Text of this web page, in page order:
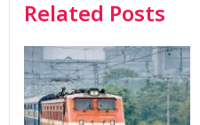
Related Posts